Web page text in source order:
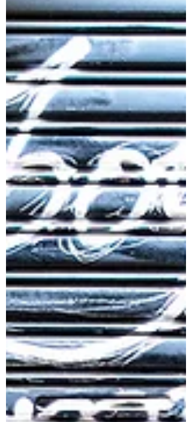
少細節是令人驚奇的！...